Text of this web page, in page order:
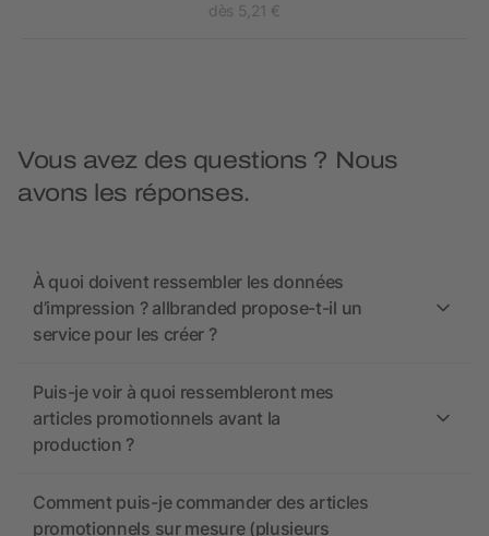
dès 5,21 €
Vous avez des questions ? Nous
avons les réponses.
À quoi doivent ressembler les données
d’impression ? allbranded propose-t-il un
service pour les créer ?
Puis-je voir à quoi ressembleront mes
articles promotionnels avant la
production ?
Comment puis-je commander des articles
promotionnels sur mesure (plusieurs